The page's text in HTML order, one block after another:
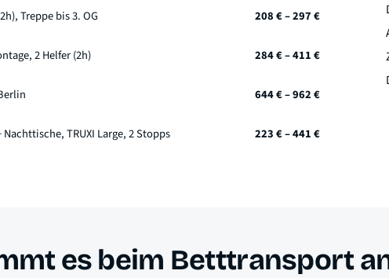
Treppe bis 3. OG 208 € – 297 €
2 Helfer (2h) 284 € – 411 €
644 € – 962 €
TRUXI Large, 2 Stopps 223 € – 441 €
es beim Betttransport